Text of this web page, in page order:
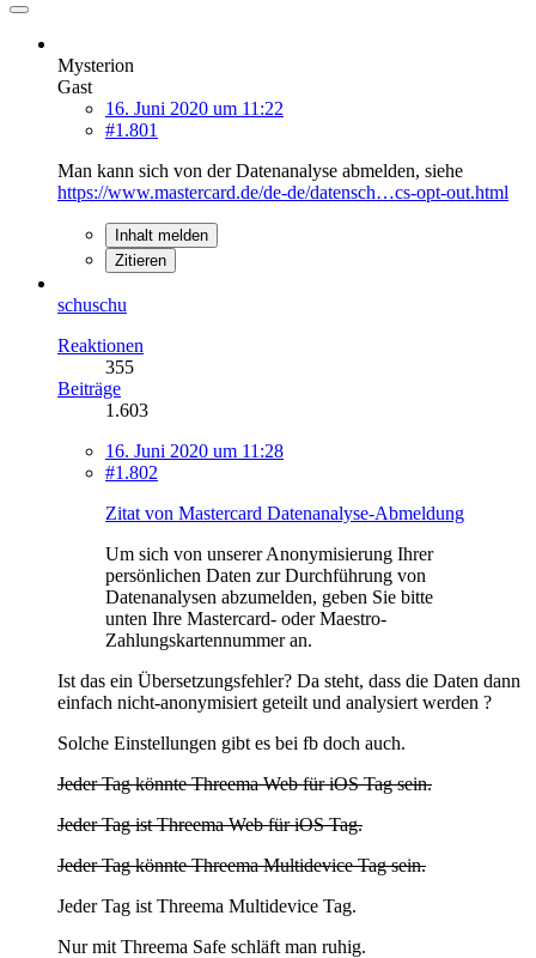
Mysterion
Gast
16. Juni 2020 um 11:22
#1.801
Man kann sich von der Datenanalyse abmelden, siehe
https://www.mastercard.de/de-de/datensch…cs-opt-out.html
Inhalt melden
Zitieren
schuschu
Reaktionen
355
Beiträge
1.603
16. Juni 2020 um 11:28
#1.802
Zitat von Mastercard Datenanalyse-Abmeldung
Um sich von unserer Anonymisierung Ihrer
persönlichen Daten zur Durchführung von
Datenanalysen abzumelden, geben Sie bitte
unten Ihre Mastercard- oder Maestro-
Zahlungskartennummer an.
Ist das ein Übersetzungsfehler? Da steht, dass die Daten dann
einfach nicht-anonymisiert geteilt und analysiert werden ?
Solche Einstellungen gibt es bei fb doch auch.
Jeder Tag könnte Threema Web für iOS Tag sein.
Jeder Tag ist Threema Web für iOS Tag.
Jeder Tag könnte Threema Multidevice Tag sein.
Jeder Tag ist Threema Multidevice Tag.
Nur mit Threema Safe schläft man ruhig.